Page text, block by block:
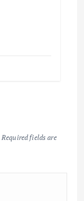
Required fields are